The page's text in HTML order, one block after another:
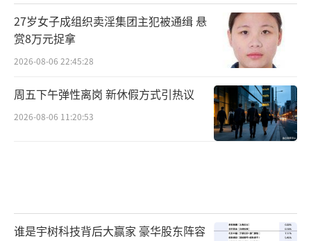
行自我管理、相互帮扶，形成网络化、体系化
的社会支持体系。她进一步指出，要想创新乡
村互助养老的“中国经验”，养老人才的培养
必要条件，规范标准化和评估是可持续发展的
保障。
步激活村民活力，让互助养老更有热度；建立
27岁女子成组织卖淫集团主犯被通缉 悬
赏8万元捉拿
2026-08-06 22:45:28
周五下午弹性离岗 新休假方式引热议
2026-08-06 11:20:53
谁是宇树科技背后大赢家 豪华股东阵容